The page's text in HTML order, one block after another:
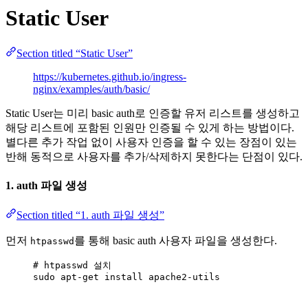
Static User
Section titled “Static User”
https://kubernetes.github.io/ingress-
nginx/examples/auth/basic/
Static User는 미리 basic auth로 인증할 유저 리스트를 생성하고
해당 리스트에 포함된 인원만 인증될 수 있게 하는 방법이다.
별다른 추가 작업 없이 사용자 인증을 할 수 있는 장점이 있는
반해 동적으로 사용자를 추가/삭제하지 못한다는 단점이 있다.
1. auth 파일 생성
Section titled “1. auth 파일 생성”
먼저 htpasswd 를 통해 basic auth 사용자 파일을 생성한다.
# htpasswd 설치
sudo apt-get install apache2-utils